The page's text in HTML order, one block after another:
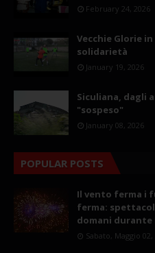
February 24, 2026
Vecchie Glorie
solidarietà
January 19, 2026
Siculiana, dagli
"sospeso"
January 08, 2026
POPULAR POSTS
Il vento ferma i
ferma:
domani durante
Sabato, Maggio 02,